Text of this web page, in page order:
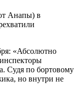
Анапы) в
«Абсолютно
Судя по бортовому
но внутри не